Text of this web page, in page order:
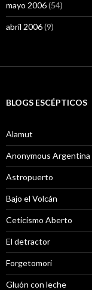
mayo 2006(54)
abril 2006(9)
BLOGS ESCÉPTICOS
Alamut
Anonymous Argentina
Astropuerto
Bajo el Volcán
Ceticismo Aberto
El detractor
Forgetomori
Gluón con leche